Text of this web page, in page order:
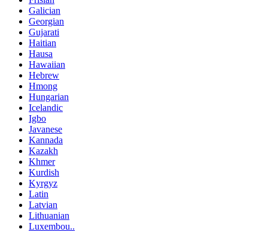
Galician
Georgian
Gujarati
Haitian
Hausa
Hawaiian
Hebrew
Hmong
Hungarian
Icelandic
Igbo
Javanese
Kannada
Kazakh
Khmer
Kurdish
Kyrgyz
Latin
Latvian
Lithuanian
Luxembou..